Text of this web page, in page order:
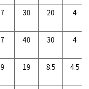
7 30 20 4
7 40 30 4
9 19 8.5 4.5